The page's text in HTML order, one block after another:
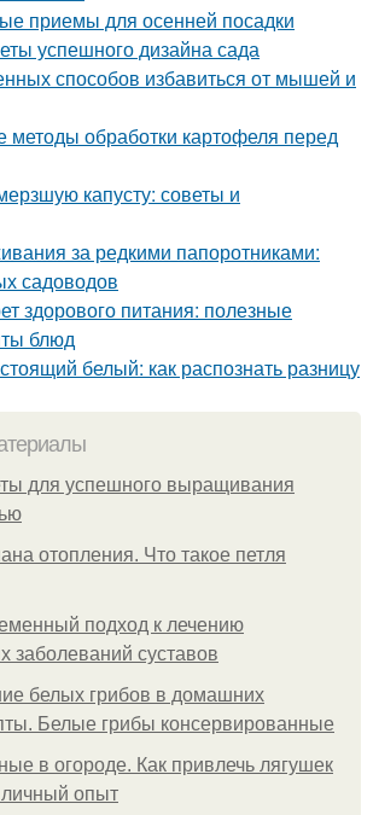
приемы для осенней посадки
успешного дизайна сада
способов избавиться от мышей и
обработки картофеля перед
капусту: советы и
за редкими папоротниками:
садоводов
здорового питания: полезные
блюд
белый: как распознать разницу
для успешного выращивания
отопления. Что такое петля
подход к лечению
заболеваний суставов
белых грибов в домашних
Белые грибы консервированные
в огороде. Как привлечь лягушек
опыт